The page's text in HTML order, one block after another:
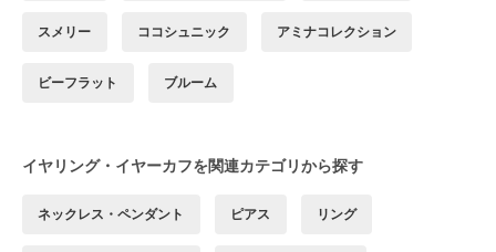
スメリー ココシュニック アミナコレクション
ビーフラット ブルーム
イヤリング・イヤーカフを関連カテゴリから探す
ネックレス・ペンダント ピアス リング